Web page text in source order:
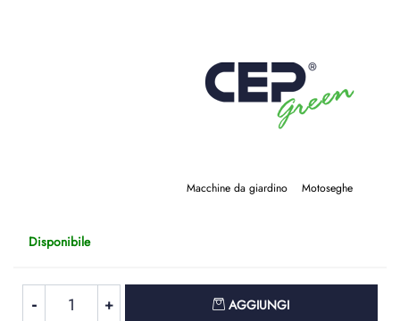
Macchine da giardino Motoseghe
Disponibile
AGGIUNGI